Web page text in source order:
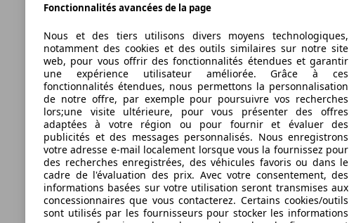
Fonctionnalités avancées de la page
Nous et des tiers utilisons divers moyens technologiques,
notamment des cookies et des outils similaires sur notre site
web, pour vous offrir des fonctionnalités étendues et garantir
une expérience utilisateur améliorée. Grâce à ces
fonctionnalités étendues, nous permettons la personnalisation
de notre offre, par exemple pour poursuivre vos recherches
lors;une visite ultérieure, pour vous présenter des offres
adaptées à votre région ou pour fournir et évaluer des
publicités et des messages personnalisés. Nous enregistrons
votre adresse e-mail localement lorsque vous la fournissez pour
des recherches enregistrées, des véhicules favoris ou dans le
cadre de l'évaluation des prix. Avec votre consentement, des
informations basées sur votre utilisation seront transmises aux
concessionnaires que vous contacterez. Certains cookies/outils
sont utilisés par les fournisseurs pour stocker les informations